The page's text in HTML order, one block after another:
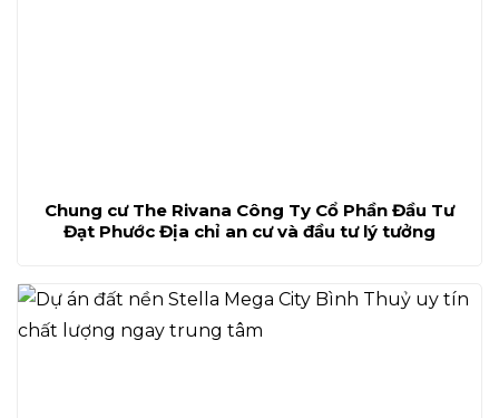
Chung cư The Rivana Công Ty Cổ Phần Đầu Tư
Đạt Phước Địa chỉ an cư và đầu tư lý tưởng